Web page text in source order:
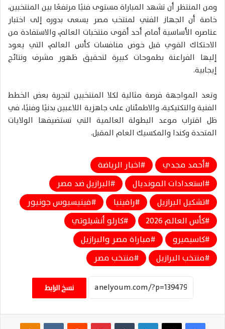
ومن المنتظر أن تشهد المباراة مستوى فنيًا مرتفعًا بين المنتخبين،
خاصة أن الجهاز الفني لمنتخب مصر يسعى بدوره إلى اختبار
عناصره الأساسية أمام أحد أقوى منتخبات العالم، والاستفادة من
الاحتكاك القوي قبل خوض منافسات كأس العالم، التي يعود
إليها الفراعنة بطموحات كبيرة لتحقيق ظهور مشرف ونتائج
إيجابية.
وتعد المواجهة فرصة مثالية لكلا المنتخبين لتجربة بعض الخطط
الفنية والتكتيكية، والاطمئنان على جاهزية اللاعبين بدنيًا وفنيًا، في
ظل اقتراب موعد البطولة العالمية التي تستضيفها الولايات
المتحدة وكندا والمكسيك العام المقبل.
أحمد مجدي
اخبار الرياضة
استعدادات المونديال
البرازيل ضد مصر
تشكيل البرازيل
رافينيا
فينيسيوس جونيور
كأس العالم 2026
كارلو أنشيلوتي
كاسيميرو
مباراة مصر والبرازيل
منتخب البرازيل
منتخب مصر
نسخ الرابط
فيسبوك ‫X لينكدإن بينتيريست ‏VKontakte